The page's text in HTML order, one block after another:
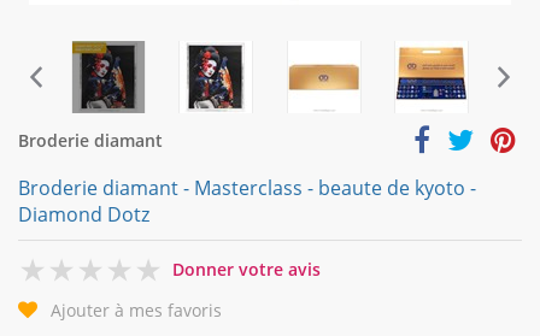
Broderie diamant
Broderie diamant - Masterclass - beaute de kyoto -
Diamond Dotz
0
Donner votre avis
Ajouter à mes favoris